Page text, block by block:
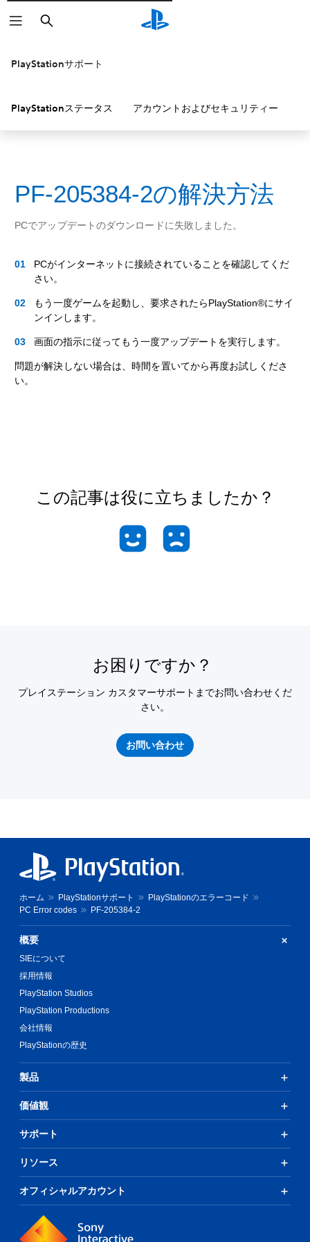
検
索
PlayStationサポート
PlayStationステータス アカウントおよびセキュリティー
PF-205384-2の解決方法
PCでアップデートのダウンロードに失敗しました。
PCがインターネットに接続されていることを確認してくだ
さい。
もう一度ゲームを起動し、要求されたらPlayStation®にサイ
ンインします。
画面の指示に従ってもう一度アップデートを実行します。
問題が解決しない場合は、時間を置いてから再度お試しくださ
い。
この記事は役に立ちましたか？
お困りですか？
プレイステーション カスタマーサポートまでお問い合わせくだ
さい。
お問い合わせ
ホーム PlayStationサポート
PlayStationのエラーコード
PC Error codes
PF-205384-2
概要
SIEについて
採用情報
PlayStation Studios
PlayStation Productions
会社情報
PlayStationの歴史
製品
価値観
サポート
リソース
オフィシャルアカウント